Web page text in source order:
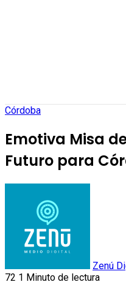
Córdoba
Emotiva Misa
Futuro para
Zenú
72 1 Minuto de lectura